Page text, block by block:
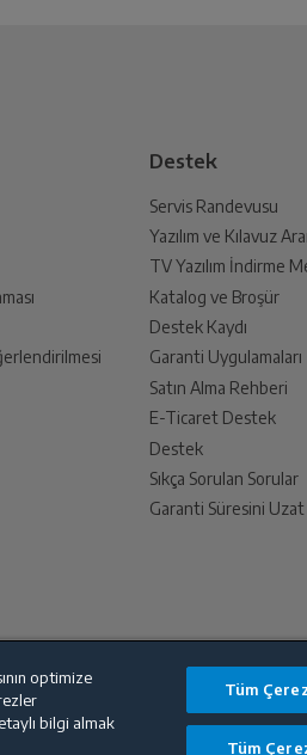
Destek
Servis Randevusu
Yazılım ve Kılavuz
TV Yazılım İndirme
Katalog ve Broşür
Destek Kaydı
Garanti Uygulamaları
Satın Alma Rehberi
E-Ticaret Destek
Destek
Sıkça Sorulan Sorular
Garanti Süresini Uzat
optimize
bilgi almak
Tüm
Tüm